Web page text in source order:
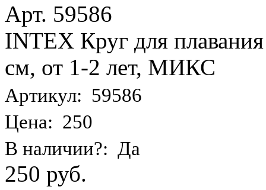
Арт. 59586
INTEX Круг для
см, от 1-2 лет, МИКС
Артикул: 59586
Цена: 250
В наличии?: Да
250 руб.